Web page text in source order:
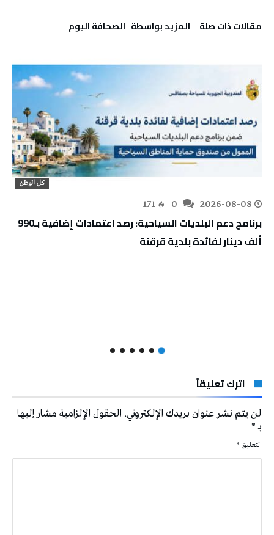
‫مقالات ذات صلة‬ ‫‫المزيد بواسطة‬ ‬ ‭ ‬الصحافة‭ ‬اليوم
كل الوطن
2026-08-08
171
برنامج دعم البلديات السياحية: رصد اعتمادات إضافية بـ990
ألف دينار لفائدة بلدية قرقنة
اترك تعليقاً
لن يتم نشر عنوان بريدك الإلكتروني. الحقول الإلزامية مشار إليها
بـ*
التعليق *